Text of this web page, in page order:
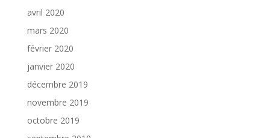
avril 2020
mars 2020
février 2020
janvier 2020
décembre 2019
novembre 2019
octobre 2019